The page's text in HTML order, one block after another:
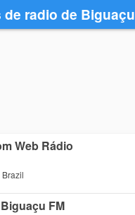
de radio de Biguaçu
Web Rádio
FM